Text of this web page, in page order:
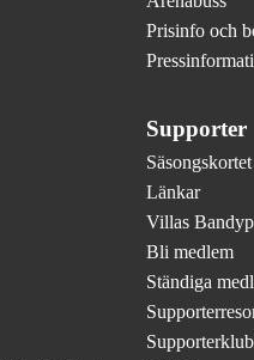
Prisinfo och
Supporter
Säsongskortet
Länkar
Villas
Bli medlem
Ständiga